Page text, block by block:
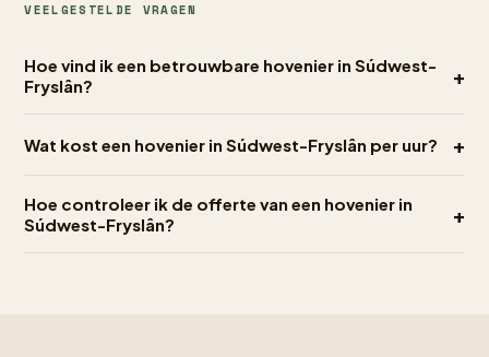
VEELGESTELDE VRAGEN
Hoe vind ik een betrouwbare hovenier in Súdwest-
Fryslân?
+
Wat kost een hovenier in Súdwest-Fryslân per uur? +
Hoe controleer ik de offerte van een hovenier in
Súdwest-Fryslân?
+